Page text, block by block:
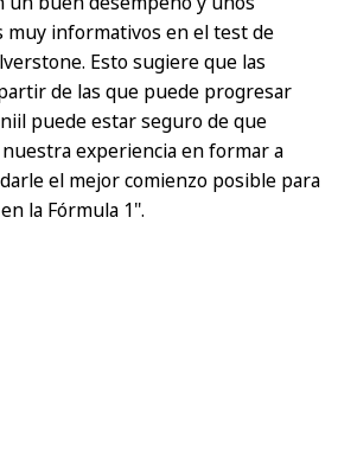
muy informativos en el test de
Esto sugiere que las
de las que puede progresar
puede estar seguro de que
experiencia en formar a
el mejor comienzo posible para
la Fórmula 1".